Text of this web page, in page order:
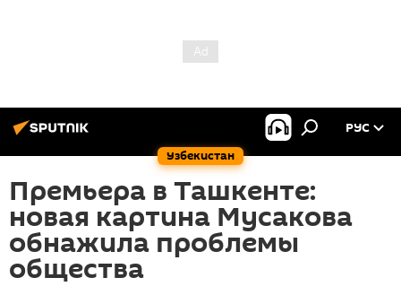
Узбекистан
РУС
Премьера в Ташкенте:
новая картина Мусакова
обнажила проблемы
общества